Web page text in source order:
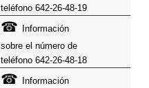
teléfono 642-26-48-19
☎
Información
sobre el número de
teléfono 642-26-48-18
☎
Información